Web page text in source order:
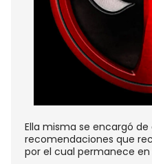
Ella misma se encargó
recomendaciones que
por el cual permanece en